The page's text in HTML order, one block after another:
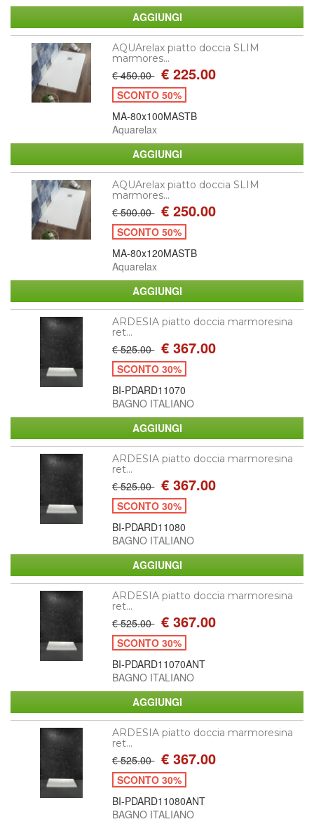
AQUArelax piatto doccia SLIM
marmores...
€ 450.00 € 225.00
SCONTO 50%
MA-80x100MASTB
Aquarelax
AQUArelax piatto doccia SLIM
marmores...
€ 500.00 € 250.00
SCONTO 50%
MA-80x120MASTB
Aquarelax
ARDESIA piatto doccia marmoresina
ret...
€ 525.00 € 367.00
SCONTO 30%
BI-PDARD11070
BAGNO ITALIANO
ARDESIA piatto doccia marmoresina
ret...
€ 525.00 € 367.00
SCONTO 30%
BI-PDARD11080
BAGNO ITALIANO
ARDESIA piatto doccia marmoresina
ret...
€ 525.00 € 367.00
SCONTO 30%
BI-PDARD11070ANT
BAGNO ITALIANO
ARDESIA piatto doccia marmoresina
ret...
€ 525.00 € 367.00
SCONTO 30%
BI-PDARD11080ANT
BAGNO ITALIANO